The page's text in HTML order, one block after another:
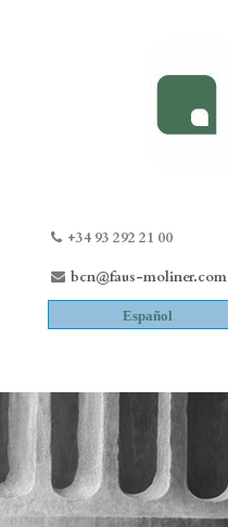
+34 93 292 21 00
bcn@faus-moliner.com
Español